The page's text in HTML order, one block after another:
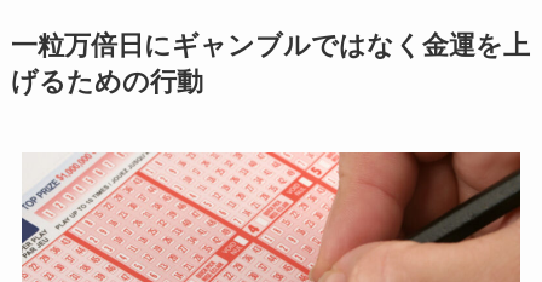
一粒万倍日にギャンブルではなく金運を上
げるための行動